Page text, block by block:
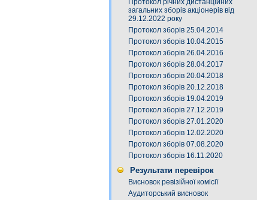
Протокол річних дистанційних
загальних зборів акціонерів від
29.12.2022 року
Протокол зборів 25.04.2014
Протокол зборів 10.04.2015
Протокол зборів 26.04.2016
Протокол зборів 28.04.2017
Протокол зборів 20.04.2018
Протокол зборів 20.12.2018
Протокол зборів 19.04.2019
Протокол зборів 27.12.2019
Протокол зборів 27.01.2020
Протокол зборів 12.02.2020
Протокол зборів 07.08.2020
Протокол зборів 16.11.2020
Результати перевірок
Висновок ревізійної комісії
Аудиторський висновок